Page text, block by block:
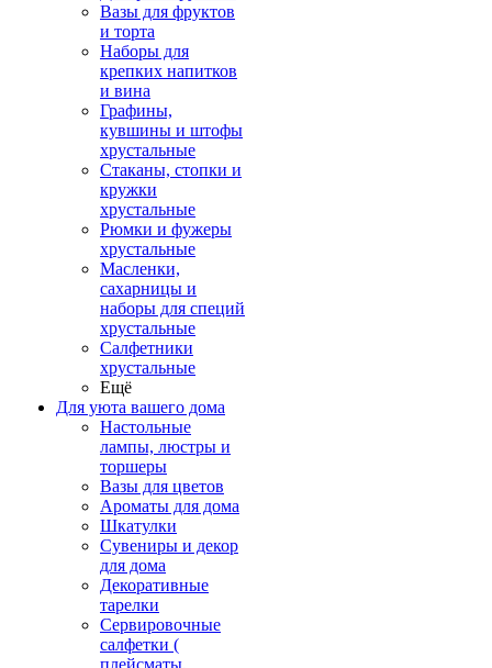
Вазы для фруктов
и торта
Наборы для
крепких напитков
и вина
Графины,
кувшины и штофы
хрустальные
Стаканы, стопки и
кружки
хрустальные
Рюмки и фужеры
хрустальные
Масленки,
сахарницы и
наборы для специй
хрустальные
Салфетники
хрустальные
Ещё
Для уюта вашего дома
Настольные
лампы, люстры и
торшеры
Вазы для цветов
Ароматы для дома
Шкатулки
Сувениры и декор
для дома
Декоративные
тарелки
Сервировочные
салфетки (
плейсматы,